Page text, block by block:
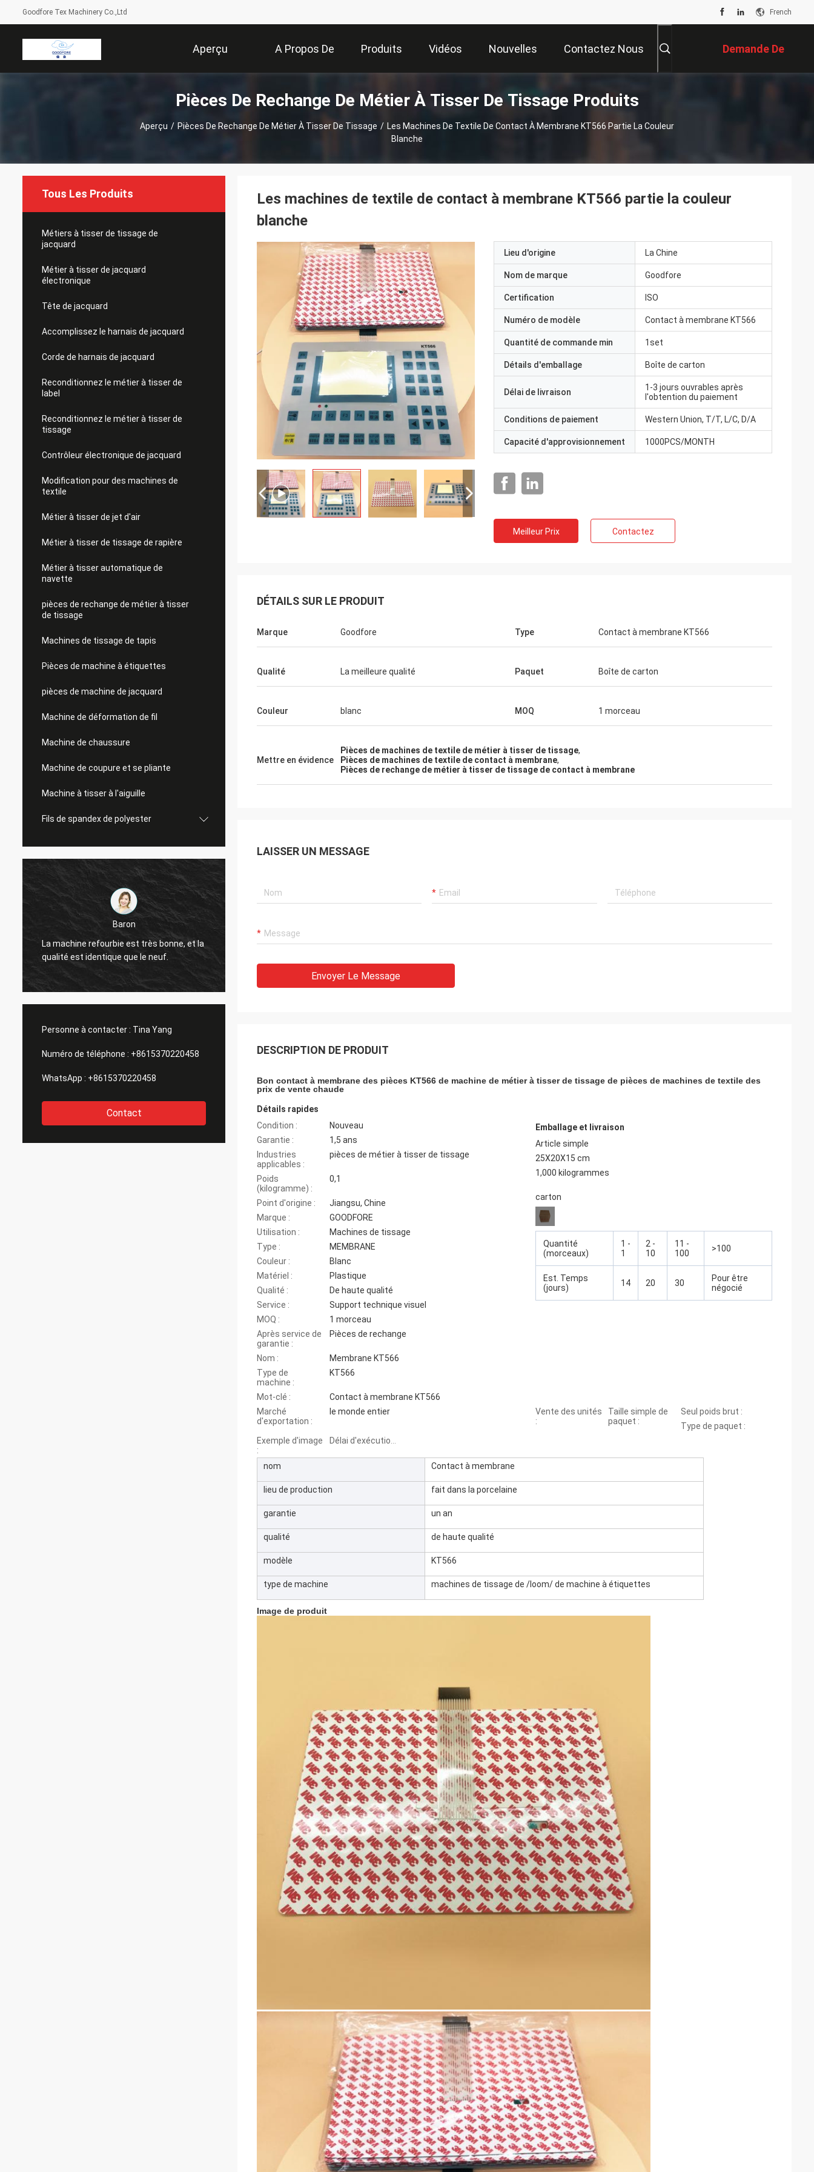
Goodfore Tex Machinery Co.,Ltd French
Aperçu A Propos De
Nous
Produits Vidéos Nouvelles Contactez Nous Demande De
Soumission
Pièces De Rechange De Métier À Tisser De Tissage Produits
Aperçu / Pièces De Rechange De Métier À Tisser De Tissage / Les Machines De Textile De Contact À Membrane KT566 Partie La Couleur
Blanche
Tous Les Produits
Métiers à tisser de tissage de
jacquard
Métier à tisser de jacquard
électronique
Tête de jacquard
Accomplissez le harnais de jacquard
Corde de harnais de jacquard
Reconditionnez le métier à tisser de
label
Reconditionnez le métier à tisser de
tissage
Contrôleur électronique de jacquard
Modification pour des machines de
textile
Métier à tisser de jet d'air
Métier à tisser de tissage de rapière
Métier à tisser automatique de
navette
pièces de rechange de métier à tisser
de tissage
Machines de tissage de tapis
Pièces de machine à étiquettes
pièces de machine de jacquard
Machine de déformation de fil
Machine de chaussure
Machine de coupure et se pliante
Machine à tisser à l'aiguille
Fils de spandex de polyester
très bonne, et la
Dennis
La qualité de la machine de jacquard est
très bonne et a été recommandée aux
amis.
Le produit est très bon et la qualité est
Personne à contacter : Tina Yang
Numéro de téléphone : +8615370220458
WhatsApp : +8615370220458
Contact
Les machines de textile de contact à membrane KT566 partie la couleur
blanche
Lieu d'origine La Chine
Nom de marque Goodfore
Certification ISO
Numéro de modèle Contact à membrane KT566
Quantité de commande min 1set
Détails d'emballage Boîte de carton
Délai de livraison
1-3 jours ouvrables après
l'obtention du paiement
Conditions de paiement Western Union, T/T, L/C, D/A
Capacité d'approvisionnement 1000PCS/MONTH
Meilleur Prix Contactez
DÉTAILS SUR LE PRODUIT
Marque Goodfore Type Contact à membrane KT566
Qualité La meilleure qualité Paquet Boîte de carton
Couleur blanc MOQ 1 morceau
Mettre en évidence
Pièces de machines de textile de métier à tisser de tissage,
Pièces de machines de textile de contact à membrane,
Pièces de rechange de métier à tisser de tissage de contact à membrane
LAISSER UN MESSAGE
Envoyer Le Message
DESCRIPTION DE PRODUIT
Bon contact à membrane des pièces KT566 de machine de métier à tisser de tissage de pièces de machines de textile des
prix de vente chaude
Détails rapides
Condition :
Nouveau
Garantie :
1,5 ans
Industries
applicables :
pièces de métier à tisser de tissage
Poids
(kilogramme) :
0,1
Point d'origine :
Jiangsu, Chine
Marque :
GOODFORE
Utilisation :
Machines de tissage
Type :
MEMBRANE
Couleur :
Blanc
Matériel :
Plastique
Qualité :
De haute qualité
Service :
Support technique visuel
MOQ :
1 morceau
Après service de
garantie :
Pièces de rechange
Nom :
Membrane KT566
Type de
machine :
KT566
Mot-clé :
Contact à membrane KT566
Marché
d'exportation :
le monde entier
Emballage et livraison
Vente des unités
:
Article simple
Taille simple de
paquet :
25X20X15 cm
Seul poids brut :
1,000 kilogrammes
Type de paquet :
carton
Exemple d'image
:
Quantité
(morceaux)
1 -
1
2 -
10
11 -
100
>100
Est. Temps
(jours)
14 20 30
Pour être
négocié
nom Contact à membrane
lieu de production fait dans la porcelaine
garantie un an
qualité de haute qualité
modèle KT566
type de machine machines de tissage de /loom/ de machine à étiquettes
Image de produit